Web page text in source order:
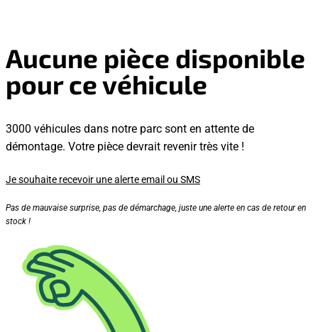
Aucune pièce disponible
pour ce véhicule
3000 véhicules dans notre parc sont en attente de
démontage. Votre pièce devrait revenir très vite !
Je souhaite recevoir une alerte email ou SMS
Pas de mauvaise surprise, pas de démarchage, juste une alerte en cas de retour en
stock !